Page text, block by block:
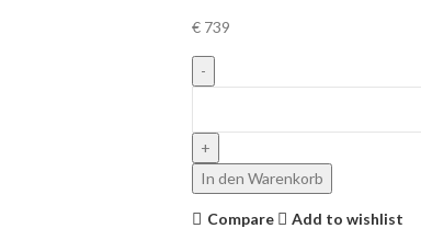
€ 739
In den Warenkorb
Compare
Add to wishlist